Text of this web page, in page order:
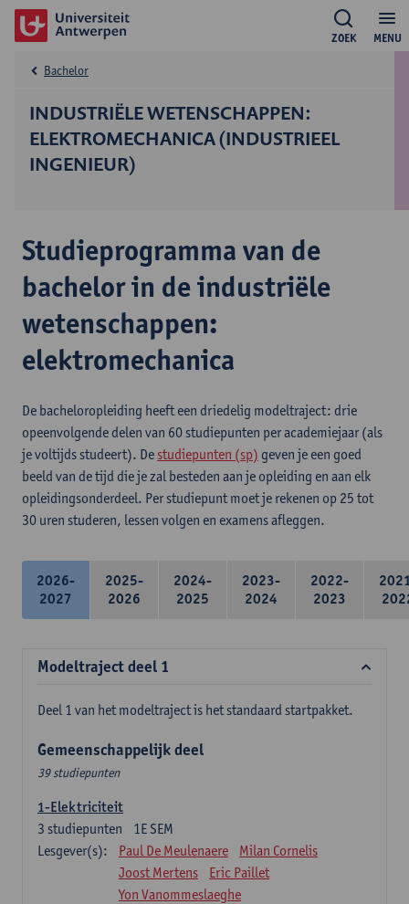
MENU
ZOEK
INDUSTRIËLE WETENSCHAPPEN:
ELEKTROMECHANICA (INDUSTRIEEL
INGENIEUR)
Bachelor
Studieprogramma van de
bachelor in de industriële
wetenschappen:
elektromechanica
De bacheloropleiding heeft een driedelig modeltraject: drie
opeenvolgende delen van 60 studiepunten per academiejaar (als
je voltijds studeert). De studiepunten (sp) geven je een goed
beeld van de tijd die je zal besteden aan je opleiding en aan elk
opleidingsonderdeel. Per studiepunt moet je rekenen op 25 tot
30 uren studeren, lessen volgen en examens afleggen.
2026-
2027
2025-
2026
2024-
2025
2023-
2024
2022-
2023
Modeltraject deel 1
Deel 1 van het modeltraject is het standaard startpakket.
Gemeenschappelijk deel
39 studiepunten
1-Elektriciteit
1E SEM
3 studiepunten
Lesgever(s):
Paul De Meulenaere
Milan Cornelis
Joost Mertens
Eric Paillet
Yon Vanommeslaeghe